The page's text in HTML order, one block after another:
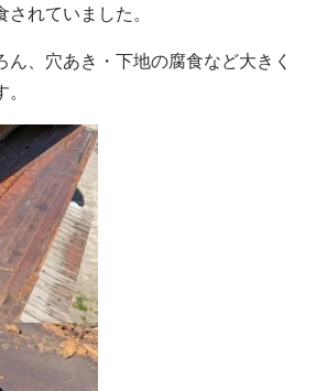
れていました。
ん、穴あき・下地の腐食など大きく